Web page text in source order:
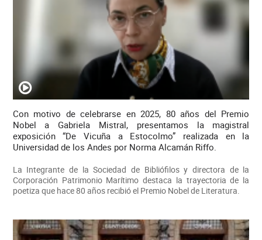
Con motivo de celebrarse en 2025, 80 años del Premio
Nobel a Gabriela Mistral, presentamos la magistral
exposición “De Vicuña a Estocolmo” realizada en la
Universidad de los Andes por Norma Alcamán Riffo.
La Integrante de la Sociedad de Bibliófilos y directora de la
Corporación Patrimonio Marítimo destaca la trayectoria de la
poetiza que hace 80 años recibió el Premio Nobel de Literatura.